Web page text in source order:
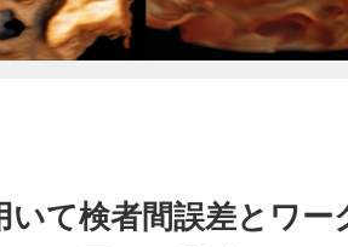
いて検者間誤差とワー